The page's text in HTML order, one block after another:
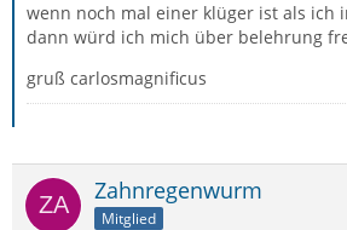
wenn noch mal einer klüger ist als ich
dann würd ich mich über belehrung
gruß carlosmagnificus
Zahnregenwurm
Mitglied